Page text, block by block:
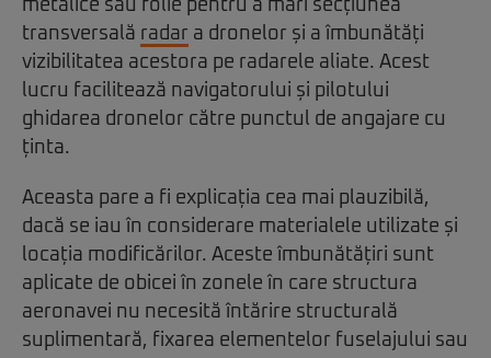
metalice sau folie pentru a mări secțiunea
transversală radar a dronelor și a îmbunătăți
vizibilitatea acestora pe radarele aliate. Acest
lucru facilitează navigatorului și pilotului
ghidarea dronelor către punctul de angajare cu
ținta.
Aceasta pare a fi explicația cea mai plauzibilă,
dacă se iau în considerare materialele utilizate și
locația modificărilor. Aceste îmbunătățiri sunt
aplicate de obicei în zonele în care structura
aeronavei nu necesită întărire structurală
suplimentară, fixarea elementelor fuselajului sau